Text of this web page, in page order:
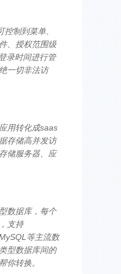
制到菜单、
、授权范围级
录时间进行管
一切非法访
用转化成saas
存储高并发访
储服务器、应
数据库，每个
支持
等主流数
型数据库间的
你转换。